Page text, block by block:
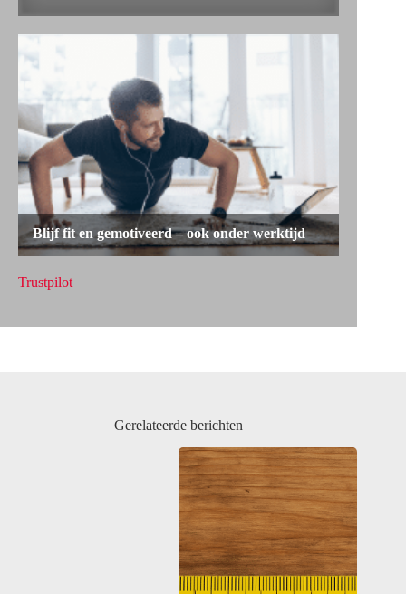
Trustpilot
Gerelateerde berichten